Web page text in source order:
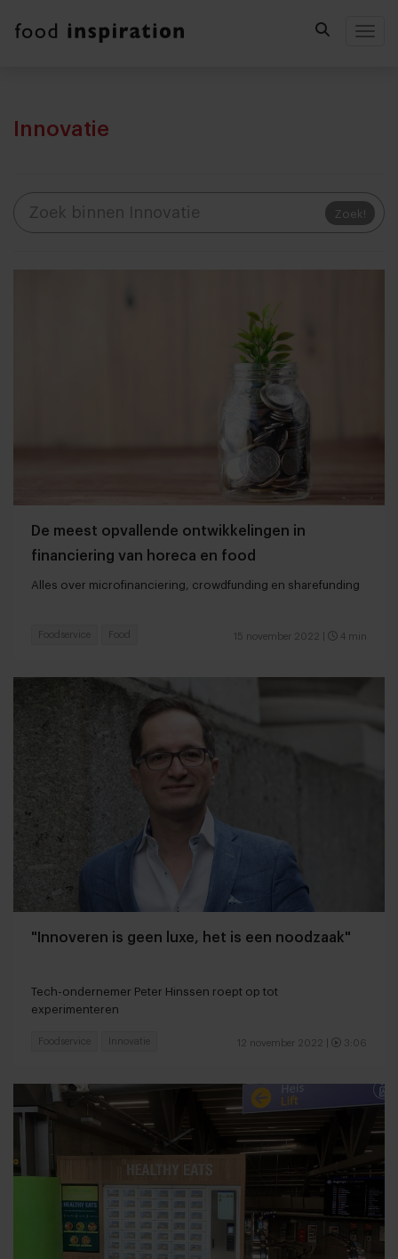
Innovatie
Zoek!
De meest opvallende ontwikkelingen in
financiering van horeca en food
Alles over microfinanciering, crowdfunding en sharefunding
15 november 2022 4 min
Foodservice Food
"Innoveren is geen luxe, het is een noodzaak"
Tech-ondernemer Peter Hinssen roept op tot
experimenteren
12 november 2022 3:06
Foodservice Innovatie